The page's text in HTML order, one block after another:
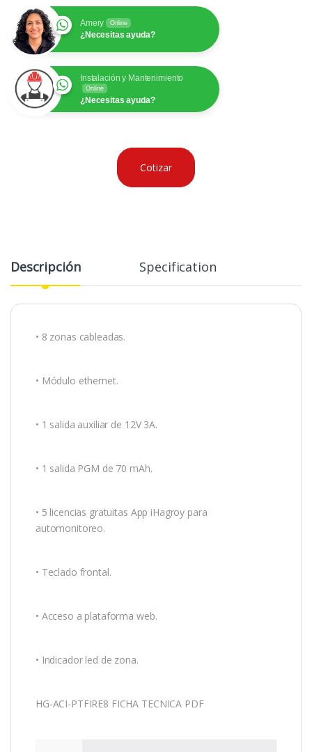
Amery Online
¿Necesitas ayuda?
Instalación y Mantenimiento
Online
¿Necesitas ayuda?
Cotizar
Descripción Specification
• 8 zonas cableadas.
• Módulo ethernet.
• 1 salida auxiliar de 12V 3A.
• 1 salida PGM de 70 mAh.
• 5 licencias gratuitas App iHagroy para
automonitoreo.
• Teclado frontal.
• Acceso a plataforma web.
• Indicador led de zona.
HG-ACI-PTFIRE8 FICHA TECNICA PDF